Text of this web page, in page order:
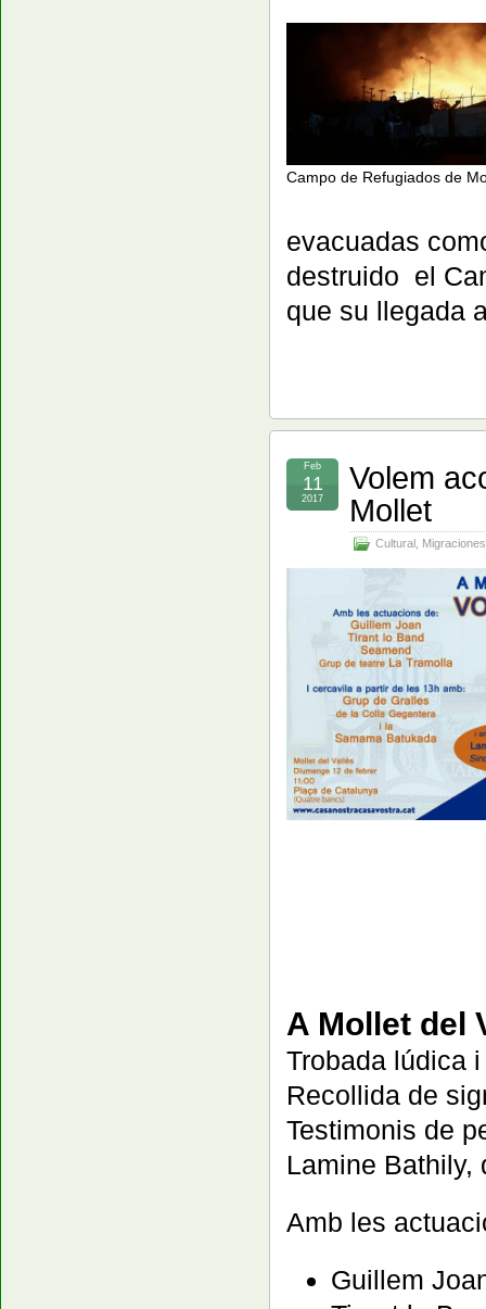
Campo de Refugiados de
evacuadas
destruido el
que su llegada
Volem
Mollet
Cultural Migraciones
Feb
11
2017
A Mollet del
Trobada lúdica
Recollida de
Testimonis de
Lamine Bathily,
Amb les
Guillem